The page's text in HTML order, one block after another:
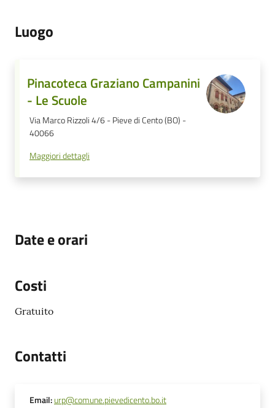
Luogo
Pinacoteca Graziano Campanini
- Le Scuole
Via Marco Rizzoli 4/6 - Pieve di Cento (BO) -
40066
Maggiori dettagli
Date e orari
Costi
Gratuito
Contatti
Email:urp@comune.pievedicento.bo.it